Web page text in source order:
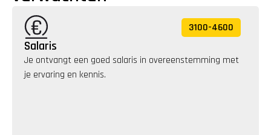
3100-4600
Salaris
Je ontvangt een goed salaris in overeenstemming met
je ervaring en kennis.